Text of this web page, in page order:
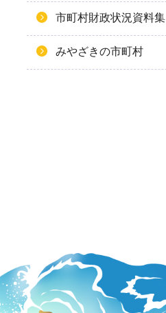
市町村財政状況資料集
みやざきの市町村